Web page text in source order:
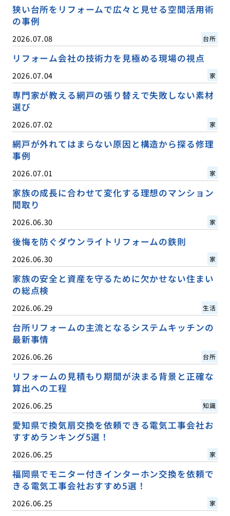
狭い台所をリフォームで広々と見せる空間活用術
の事例
2026.07.08 台所
リフォーム会社の技術力を見極める現場の視点
2026.07.04 家
専門家が教える網戸の張り替えで失敗しない素材
選び
2026.07.02 家
網戸が外れてはまらない原因と構造から探る修理
事例
2026.07.01 家
家族の成長に合わせて変化する理想のマンション
間取り
2026.06.30 家
後悔を防ぐダウンライトリフォームの鉄則
2026.06.30 家
家族の安全と資産を守るために欠かせない住まい
の総点検
2026.06.29 生活
台所リフォームの主流となるシステムキッチンの
最新事情
2026.06.26 台所
リフォームの見積もり期間が決まる背景と正確な
算出への工程
2026.06.25 知識
愛知県で換気扇交換を依頼できる電気工事会社お
すすめランキング5選！
2026.06.25 家
福岡県でモニター付きインターホン交換を依頼で
きる電気工事会社おすすめ5選！
2026.06.25 家